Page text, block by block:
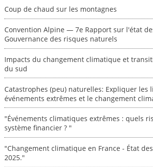
Coup de chaud sur les montagnes
Convention Alpine — 7e Rapport sur l'état
Gouvernance des risques naturels
Impacts du changement climatique et
du sud
Catastrophes (peu) naturelles: Expliquer les
événements extrêmes et le changement
"Événements climatiques extrêmes : quels
système financier ? "
"Changement climatique en France - État
2025."